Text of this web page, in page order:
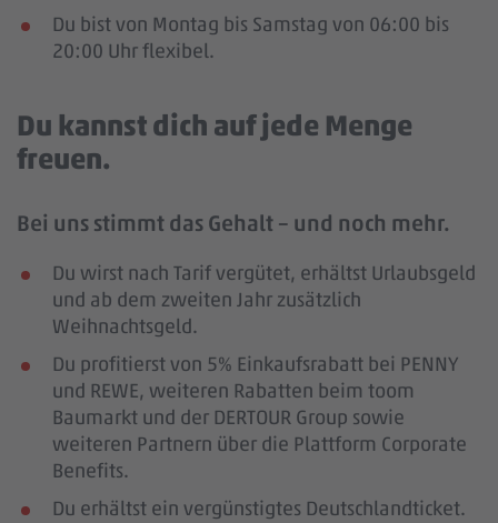
Du bist von Montag bis Samstag von 06:00 bis
20:00 Uhr flexibel.
Du kannst dich auf jede Menge
freuen.
Bei uns stimmt das Gehalt – und noch mehr.
Du wirst nach Tarif vergütet, erhältst Urlaubsgeld
und ab dem zweiten Jahr zusätzlich
Weihnachtsgeld.
Du profitierst von 5% Einkaufsrabatt bei PENNY
und REWE, weiteren Rabatten beim toom
Baumarkt und der DERTOUR Group sowie
weiteren Partnern über die Plattform Corporate
Benefits.
Du erhältst ein vergünstigtes Deutschlandticket.